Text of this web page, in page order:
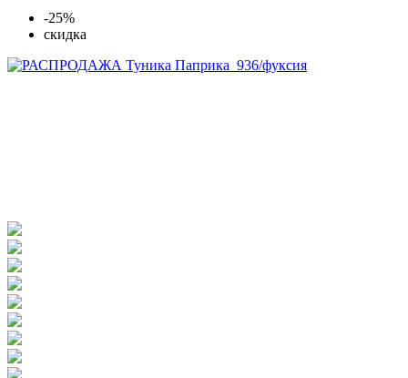
-25%
скидка